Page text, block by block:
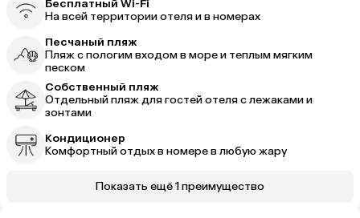
Бесплатный Wi-Fi
На всей территории отеля и в номерах
Песчаный пляж
Пляж с пологим входом в море и теплым мягким
песком
Собственный пляж
Отдельный пляж для гостей отеля с лежаками и
зонтами
Кондиционер
Комфортный отдых в номере в любую жару
Показать ещё 1 преимущество